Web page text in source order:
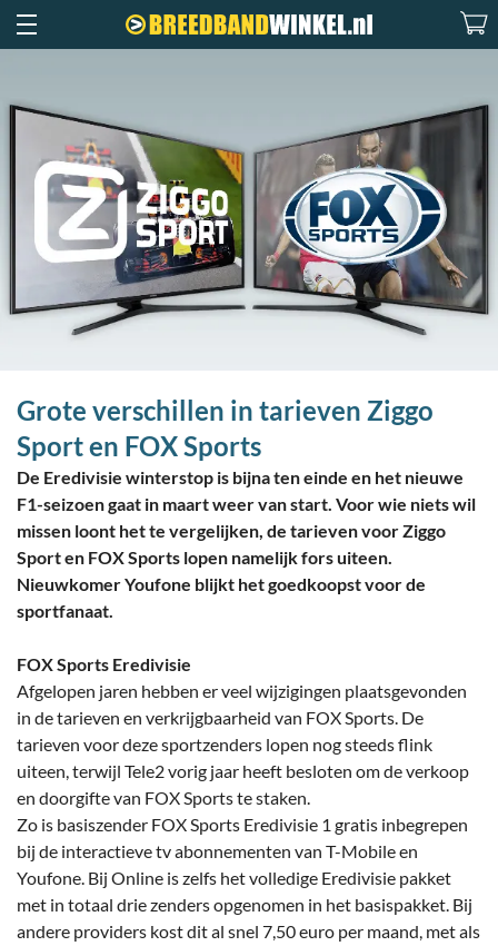
Grote verschillen in tarieven Ziggo
Sport en FOX Sports
De Eredivisie winterstop is bijna ten einde en het nieuwe
F1-seizoen gaat in maart weer van start. Voor wie niets wil
missen loont het te vergelijken, de tarieven voor Ziggo
Sport en FOX Sports lopen namelijk fors uiteen.
Nieuwkomer Youfone blijkt het goedkoopst voor de
sportfanaat.
FOX Sports Eredivisie
Afgelopen jaren hebben er veel wijzigingen plaatsgevonden
in de tarieven en verkrijgbaarheid van FOX Sports. De
tarieven voor deze sportzenders lopen nog steeds flink
uiteen, terwijl Tele2 vorig jaar heeft besloten om de verkoop
en doorgifte van FOX Sports te staken.
Zo is basiszender FOX Sports Eredivisie 1 gratis inbegrepen
bij de interactieve tv abonnementen van T-Mobile en
Youfone. Bij Online is zelfs het volledige Eredivisie pakket
met in totaal drie zenders opgenomen in het basispakket. Bij
andere providers kost dit al snel 7,50 euro per maand, met als